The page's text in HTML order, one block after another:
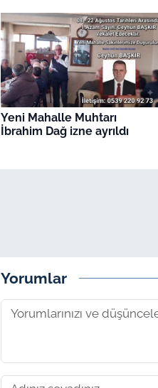
Yeni Mahalle Muhtarı
İbrahim Dağ izne ayrıldı
Yorumlar